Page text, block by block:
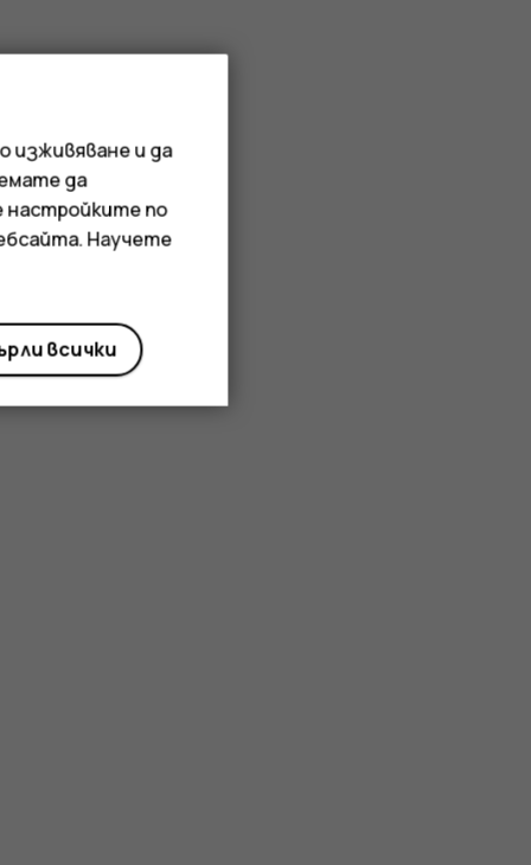
изживяване и да
да
настройките по
Научете
всички